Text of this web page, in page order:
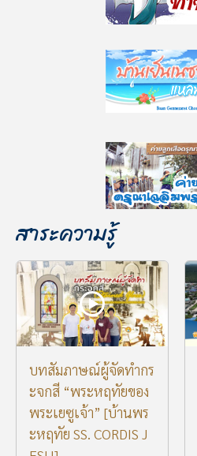
สาระความรู้
บทสัมภาษณ์ผู้จัดทำกร
ะจกสี “พระหฤทัยของ
พระเยซูเจ้า” [บ้านพร
ะหฤทัย SS. CORDIS J